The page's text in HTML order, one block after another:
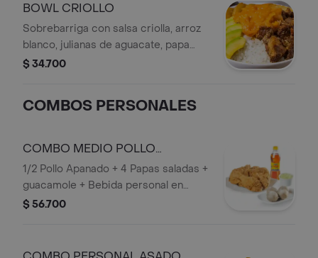
BOWL CRIOLLO
Sobrebarriga con salsa criolla, arroz
blanco, julianas de aguacate, papa
artesanal y bebida personal.
$ 34.700
COMBOS PERSONALES
COMBO MEDIO POLLO
APANADO
1/2 Pollo Apanado + 4 Papas saladas +
guacamole + Bebida personal en
Botella.
$ 56.700